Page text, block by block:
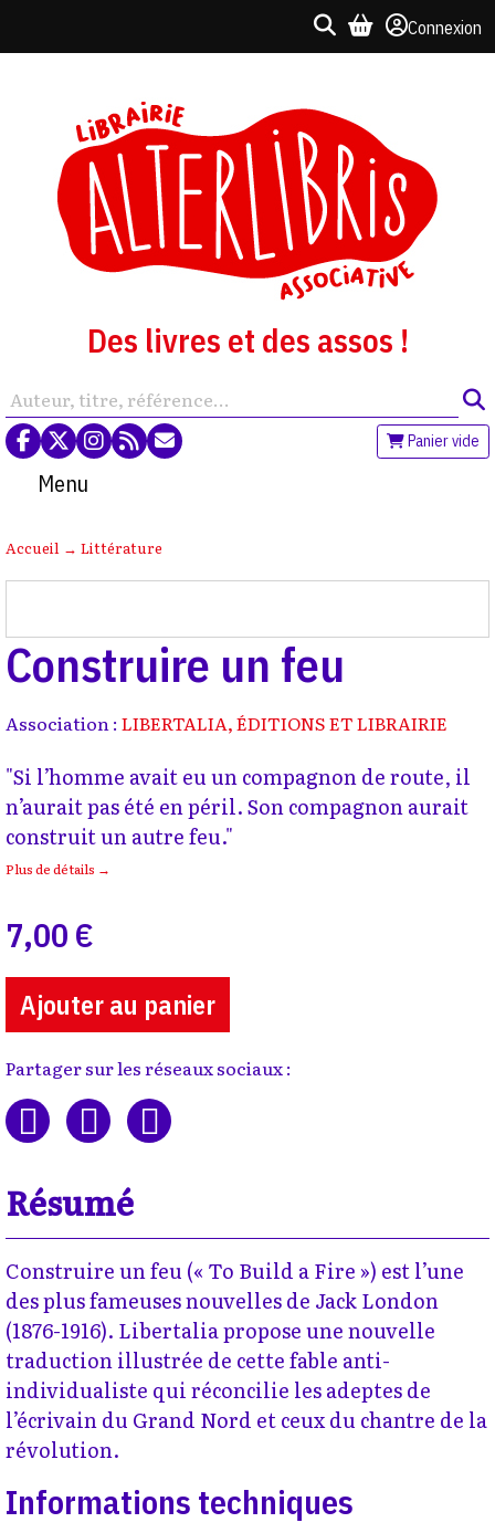
Connexion
Des livres et des assos !
Panier vide
Menu
Accueil → Littérature
Construire un feu
Association : LIBERTALIA, ÉDITIONS ET LIBRAIRIE
"Si l’homme avait eu un compagnon de route, il
n’aurait pas été en péril. Son compagnon aurait
construit un autre feu."
Plus de détails →
7,00 €
Ajouter au panier
Partager sur les réseaux sociaux :
Résumé
Construire un feu (« To Build a Fire ») est l’une
des plus fameuses nouvelles de Jack London
(1876-1916). Libertalia propose une nouvelle
traduction illustrée de cette fable anti-
individualiste qui réconcilie les adeptes de
l’écrivain du Grand Nord et ceux du chantre de la
révolution.
Informations techniques